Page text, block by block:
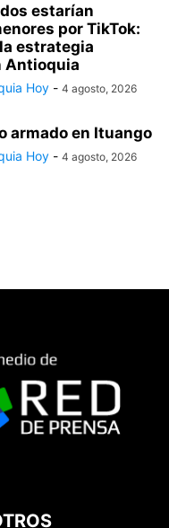
estarían
por TikTok:
estrategia
Antioquia
Hoy - 4 agosto, 2026
armado en Ituango
Hoy - 4 agosto, 2026